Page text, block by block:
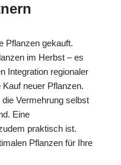
Pflanzen gekauft.
im Herbst – es
Integration regionaler
neuer Pflanzen.
Vermehrung selbst
Eine
praktisch ist.
Pflanzen für Ihre